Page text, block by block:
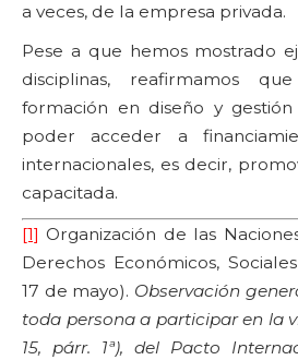
a veces, de la empresa privada.
Pese a que hemos mostrado
disciplinas, reafirmamos
formación en diseño y
poder acceder a
internacionales, es decir,
capacitada.
[1] Organización de las
Derechos Económicos,
17 de mayo). Observación
toda persona a participar en la
15, párr. 1ª), del Pacto